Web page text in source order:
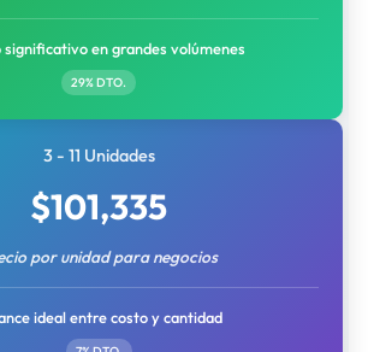
significativo en grandes volúmenes
29% DTO.
3 - 11 Unidades
$101,335
por unidad para negocios
ideal entre costo y cantidad